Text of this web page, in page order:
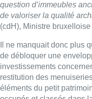
question d’immeubles
de valoriser la qualité
(cdH), Ministre
Il ne manquait donc plus
de débloquer une
investissements
restitution des
éléments du petit